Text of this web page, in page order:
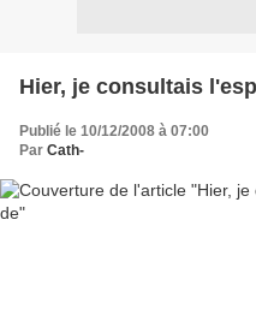
Hier, je consultais
Publié le 10/12/2008 à 07:00
Par Cath-